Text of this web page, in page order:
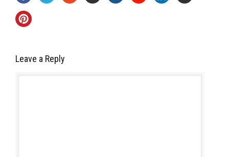
Leave a Reply